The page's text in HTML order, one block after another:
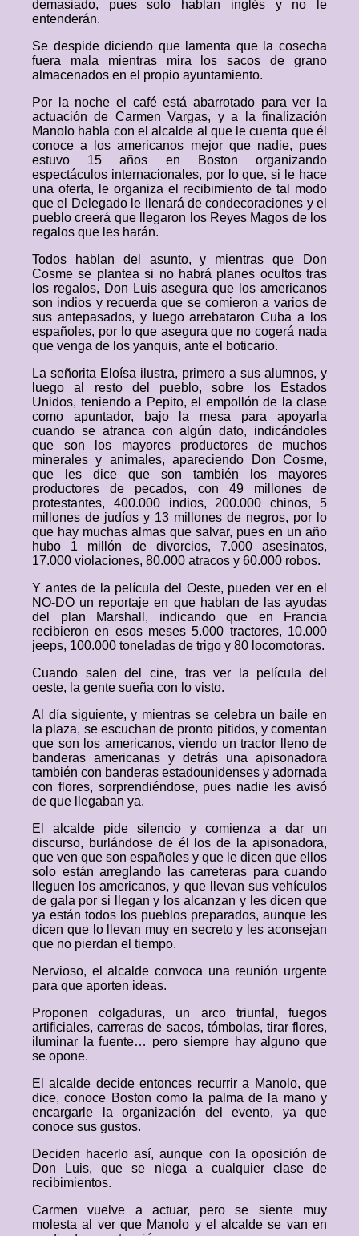
demasiado, pues solo hablan inglés y no le
entenderán.
Se despide diciendo que lamenta que la cosecha
fuera mala mientras mira los sacos de grano
almacenados en el propio ayuntamiento.
Por la noche el café está abarrotado para ver la
actuación de Carmen Vargas, y a la finalización
Manolo habla con el alcalde al que le cuenta que él
conoce a los americanos mejor que nadie, pues
estuvo 15 años en Boston organizando
espectáculos internacionales, por lo que, si le hace
una oferta, le organiza el recibimiento de tal modo
que el Delegado le llenará de condecoraciones y el
pueblo creerá que llegaron los Reyes Magos de los
regalos que les harán.
Todos hablan del asunto, y mientras que Don
Cosme se plantea si no habrá planes ocultos tras
los regalos, Don Luis asegura que los americanos
son indios y recuerda que se comieron a varios de
sus antepasados, y luego arrebataron Cuba a los
españoles, por lo que asegura que no cogerá nada
que venga de los yanquis, ante el boticario.
La señorita Eloísa ilustra, primero a sus alumnos, y
luego al resto del pueblo, sobre los Estados
Unidos, teniendo a Pepito, el empollón de la clase
como apuntador, bajo la mesa para apoyarla
cuando se atranca con algún dato, indicándoles
que son los mayores productores de muchos
minerales y animales, apareciendo Don Cosme,
que les dice que son también los mayores
productores de pecados, con 49 millones de
protestantes, 400.000 indios, 200.000 chinos, 5
millones de judíos y 13 millones de negros, por lo
que hay muchas almas que salvar, pues en un año
hubo 1 millón de divorcios, 7.000 asesinatos,
17.000 violaciones, 80.000 atracos y 60.000 robos.
Y antes de la película del Oeste, pueden ver en el
NO-DO un reportaje en que hablan de las ayudas
del plan Marshall, indicando que en Francia
recibieron en esos meses 5.000 tractores, 10.000
jeeps, 100.000 toneladas de trigo y 80 locomotoras.
Cuando salen del cine, tras ver la película del
oeste, la gente sueña con lo visto.
Al día siguiente, y mientras se celebra un baile en
la plaza, se escuchan de pronto pitidos, y comentan
que son los americanos, viendo un tractor lleno de
banderas americanas y detrás una apisonadora
también con banderas estadounidenses y adornada
con flores, sorprendiéndose, pues nadie les avisó
de que llegaban ya.
El alcalde pide silencio y comienza a dar un
discurso, burlándose de él los de la apisonadora,
que ven que son españoles y que le dicen que ellos
solo están arreglando las carreteras para cuando
lleguen los americanos, y que llevan sus vehículos
de gala por si llegan y los alcanzan y les dicen que
ya están todos los pueblos preparados, aunque les
dicen que lo llevan muy en secreto y les aconsejan
que no pierdan el tiempo.
Nervioso, el alcalde convoca una reunión urgente
para que aporten ideas.
Proponen colgaduras, un arco triunfal, fuegos
artificiales, carreras de sacos, tómbolas, tirar flores,
iluminar la fuente… pero siempre hay alguno que
se opone.
El alcalde decide entonces recurrir a Manolo, que
dice, conoce Boston como la palma de la mano y
encargarle la organización del evento, ya que
conoce sus gustos.
Deciden hacerlo así, aunque con la oposición de
Don Luis, que se niega a cualquier clase de
recibimientos.
Carmen vuelve a actuar, pero se siente muy
molesta al ver que Manolo y el alcalde se van en